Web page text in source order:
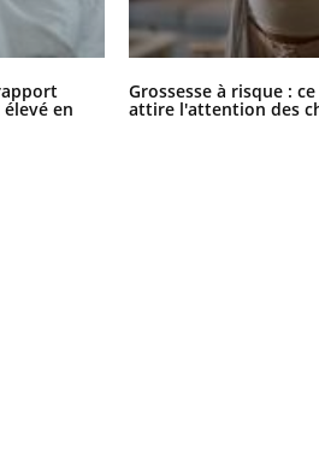
en
Grossesse à risque :
attire l'attention des